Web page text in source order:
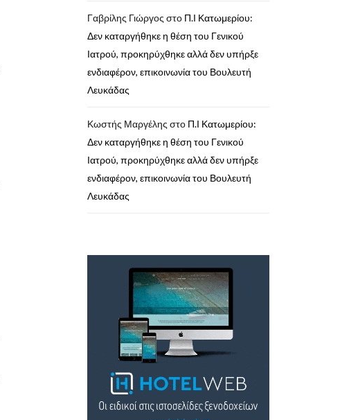
Γαβρίλης Γιώργος στο Π.Ι Κατωμερίου:
Δεν καταργήθηκε η θέση του Γενικού
Ιατρού, προκηρύχθηκε αλλά δεν υπήρξε
ενδιαφέρον, επικοινωνία του Βουλευτή
Λευκάδας
Κωστής Μαργέλης στο Π.Ι Κατωμερίου:
Δεν καταργήθηκε η θέση του Γενικού
Ιατρού, προκηρύχθηκε αλλά δεν υπήρξε
ενδιαφέρον, επικοινωνία του Βουλευτή
Λευκάδας